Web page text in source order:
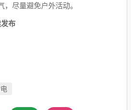
，尽量避免户外活动。
布